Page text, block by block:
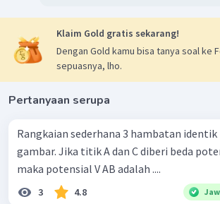
Klaim Gold gratis sekarang!
Dengan Gold kamu bisa tanya soal ke
sepuasnya, lho.
Pertanyaan serupa
Rangkaian sederhana 3 hambatan identik
gambar. Jika titik A dan C diberi beda
maka potensial V AB adalah ....
3 4.8